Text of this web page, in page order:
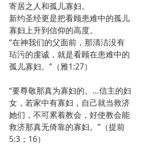
寄居之人和孤儿寡妇。
新约圣经更是把看顾患难中的孤儿
寡妇上升到信仰的高度。
“在神我们的父面前，那清洁没有
玷污的虔诚，就是看顾在患难中的
孤儿寡妇。”（雅1:27）
“要尊敬那真为寡妇的。…信主的妇
女，若家中有寡妇，自己就当救济
她们，不可累着教会，好使教会能
救济那真无倚靠的寡妇。”（提前
5:3；16）